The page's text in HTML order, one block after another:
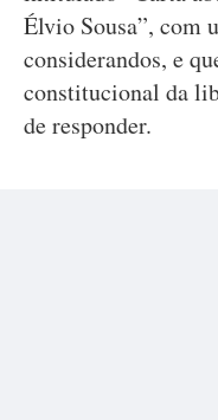
Élvio Sousa”, com
considerandos, e
constitucional da
de responder.